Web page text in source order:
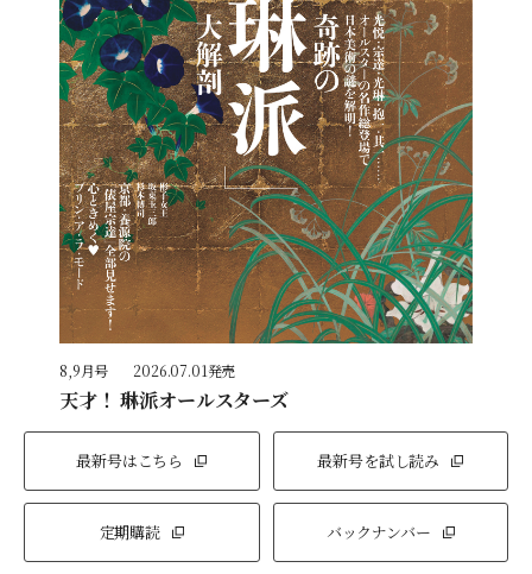
8,9月号 2026.07.01発売
天才！ 琳派オールスターズ
最新号はこちら 最新号を試し読み
定期購読 バックナンバー